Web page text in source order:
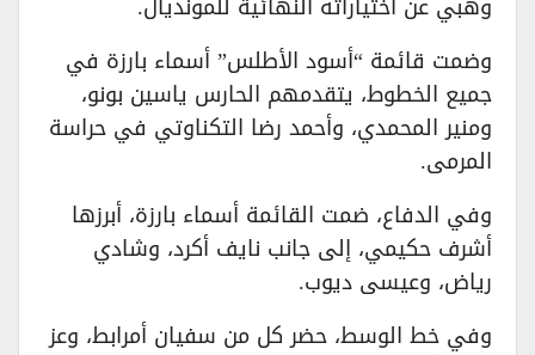
وضمت قائمة “أسود الأطلس” أسماء بارزة في
جميع الخطوط، يتقدمهم الحارس ياسين بونو،
ومنير المحمدي، وأحمد رضا التكناوتي في حراسة
المرمى.
وفي الدفاع، ضمت القائمة أسماء بارزة، أبرزها
أشرف حكيمي، إلى جانب نايف أكرد، وشادي
رياض، وعيسى ديوب.
وفي خط الوسط، حضر كل من سفيان أمرابط، وعز